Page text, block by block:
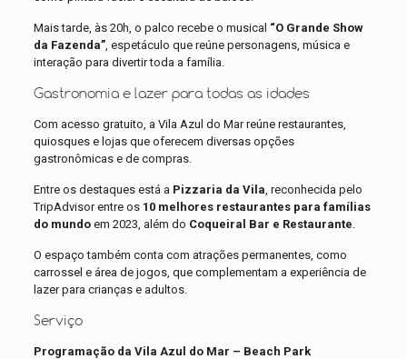
Mais tarde, às 20h, o palco recebe o musical “O Grande Show
da Fazenda”, espetáculo que reúne personagens, música e
interação para divertir toda a família.
Gastronomia e lazer para todas as idades
Com acesso gratuito, a Vila Azul do Mar reúne restaurantes,
quiosques e lojas que oferecem diversas opções
gastronômicas e de compras.
Entre os destaques está a Pizzaria da Vila , reconhecida pelo
TripAdvisor entre os 10 melhores restaurantes para famílias
do mundoem 2023, além do Coqueiral Bar e Restaurante
O espaço também conta com atrações permanentes, como
carrossel e área de jogos, que complementam a experiência de
lazer para crianças e adultos.
Serviço
Programação da Vila Azul do Mar – Beach Park